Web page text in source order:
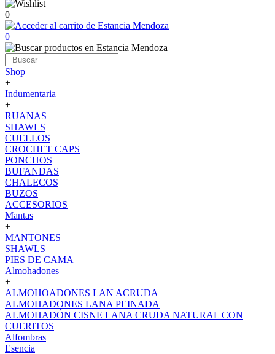
0
0
Shop
+
Indumentaria
+
RUANAS
SHAWLS
CUELLOS
CROCHET CAPS
PONCHOS
BUFANDAS
CHALECOS
BUZOS
ACCESORIOS
Mantas
+
MANTONES
SHAWLS
PIES DE CAMA
Almohadones
+
ALMOHOADONES LAN ACRUDA
ALMOHADONES LANA PEINADA
ALMOHADÓN CISNE LANA CRUDA NATURAL CON
CUERITOS
Alfombras
Esencia